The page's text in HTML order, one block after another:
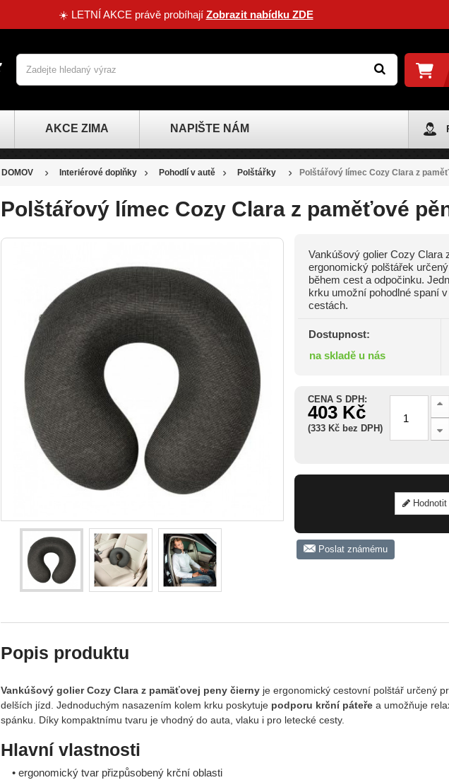
☀️ LETNÍ AKCE právě probíhají Zobrazit nabídku ZDE
AKCE ZIMA NAPIŠTE NÁM
DOMOV Interiérové doplňky Pohodlí v autě Polštářky Polštářový límec Cozy Clara z
Polštářový límec Cozy Clara z paměťové
Vankúšový golier Cozy Clara
ergonomický polštářek
během cest a odpočinku.
krku umožní pohodlné spaní
cestách.
Dostupnost:
na skladě u nás
CENA S DPH:
403 Kč
(333 Kč bez DPH)
Hodnotit
Poslat známému
Popis produktu
Vankúšový golier Cozy Clara z pamäťovej peny čiernyje ergonomický cestovní polštář určený
delších jízd. Jednoduchým nasazením kolem krku poskytuje podporu krční páteřea umožňuje
spánku. Díky kompaktnímu tvaru je vhodný do auta, vlaku i pro letecké cesty.
Hlavní vlastnosti
• ergonomický tvar přizpůsobený krční oblasti